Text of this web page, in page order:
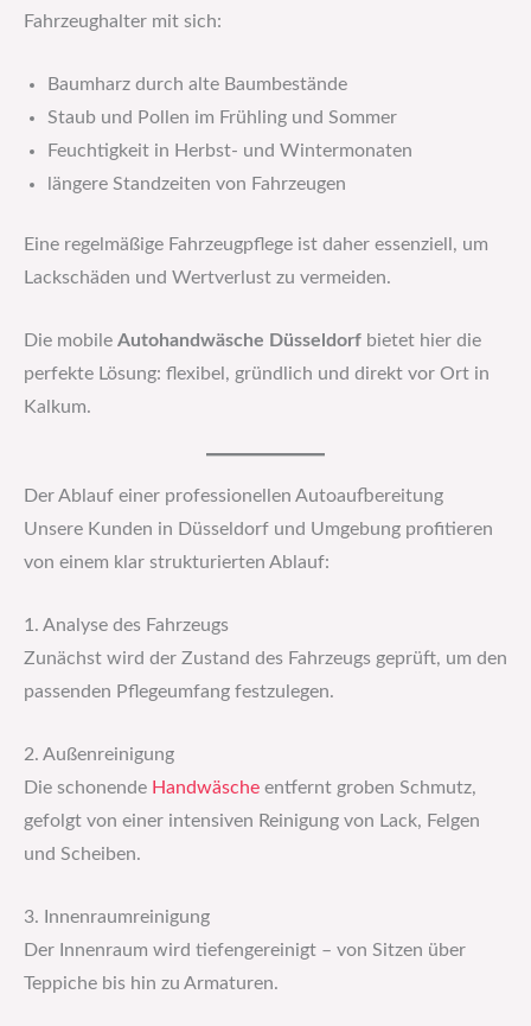
Fahrzeughalter mit sich:
Baumharz durch alte Baumbestände
Staub und Pollen im Frühling und Sommer
Feuchtigkeit in Herbst- und Wintermonaten
längere Standzeiten von Fahrzeugen
Eine regelmäßige Fahrzeugpflege ist daher essenziell, um
Lackschäden und Wertverlust zu vermeiden.
Die mobile Autohandwäsche Düsseldorf bietet hier die
perfekte Lösung: flexibel, gründlich und direkt vor Ort in
Kalkum.
Der Ablauf einer professionellen Autoaufbereitung
Unsere Kunden in Düsseldorf und Umgebung profitieren
von einem klar strukturierten Ablauf:
1. Analyse des Fahrzeugs
Zunächst wird der Zustand des Fahrzeugs geprüft, um den
passenden Pflegeumfang festzulegen.
2. Außenreinigung
Die schonende Handwäsche entfernt groben Schmutz,
gefolgt von einer intensiven Reinigung von Lack, Felgen
und Scheiben.
3. Innenraumreinigung
Der Innenraum wird tiefengereinigt – von Sitzen über
Teppiche bis hin zu Armaturen.